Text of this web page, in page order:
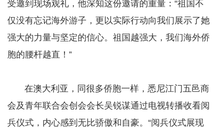
受邀到现场观礼，他深知这份邀请的重量：“祖国不
仅没有忘记海外游子，更以实际行动向我们展示了她
强大的力量与坚定的信心。祖国越强大，我们海外侨
胞的腰杆越直！”
​​​​​​​ 在澳大利亚，同很多侨胞一样，悉尼江门五邑商
会及青年联合会创会会长吴锐谋通过电视转播收看阅
兵仪式，内心感到无比骄傲和自豪。“阅兵仪式展现